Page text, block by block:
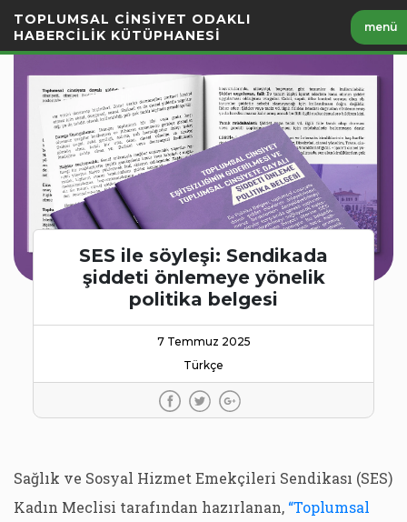
Geç
TOPLUMSAL CİNSİYET ODAKLI
HABERCİLİK KÜTÜPHANESİ
menü
SES ile söyleşi: Sendikada
şiddeti önlemeye yönelik
politika belgesi
7 Temmuz 2025
Türkçe
Sağlık ve Sosyal Hizmet Emekçileri Sendikası (SES)
Kadın Meclisi tarafından hazırlanan, “Toplumsal